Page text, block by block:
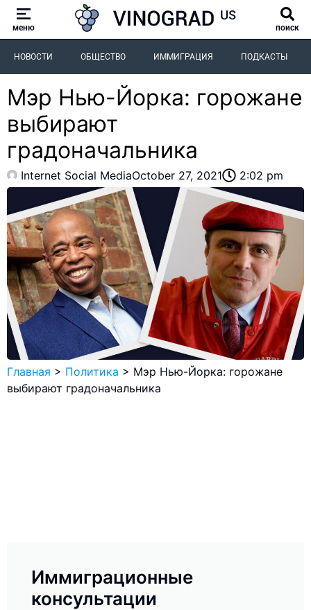
меню поиск
НОВОСТИ ОБЩЕСТВО ИММИГРАЦИЯ ПОДКАСТЫ
Мэр Нью-Йорка: горожане
выбирают
градоначальника
Internet Social MediaOctober 27, 2021 2:02 pm
Главная > Политика > Мэр Нью-Йорка: горожане
выбирают градоначальника
Иммиграционные
консультации